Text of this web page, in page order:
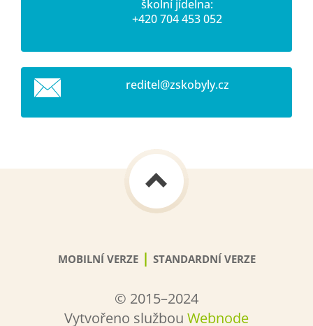
školní jídelna:
+420 704 453 052
reditel@zskobyly.cz
MOBILNÍ VERZE | STANDARDNÍ VERZE
© 2015–2024
Vytvořeno službou Webnode